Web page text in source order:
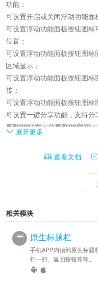
功能：
可设置开启或关闭浮动功能面
可设置浮动功能面板按钮图标
位置；
可设置浮动功能面板按钮图标
区域显示；
可设置浮动功能面板按钮图标
传；
可设置浮动功能面板按钮图标
可设置一键分享功能，支持
享到QQ好友；分享到QQ空间
可设置开启或关闭【扫一扫】
可设置开启或关闭【全屏/非
可设置开启或关闭【复制链接
可设置开启或关闭【浏览图片
可设置开启或关闭【在浏览
可设置开启或关闭【前进】功
可设置开启或关闭【后退】功
展开更多
查看文档
相关模块
原生标题栏
手机APP内顶部原生标题
扫一扫、返回按钮等等。